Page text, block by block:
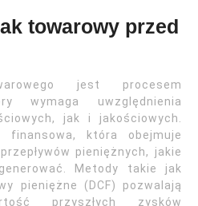
towarowy przed
jest procesem
wymaga uwzględnienia
jak i jakościowych.
finansowa, która obejmuje
pieniężnych, jakie
Metody takie jak
pieniężne (DCF) pozwalają
przyszłych zysków